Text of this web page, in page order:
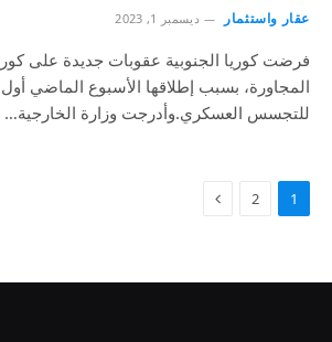
عقار واستثمار ديسمبر 1, 2023
فرضت كوريا الجنوبية عقوبات جديدة على
المجاورة، بسبب إطلاقها الأسبوع الماضي
للتجسس العسكري.وأدرجت وزارة الخارجية…
1
2